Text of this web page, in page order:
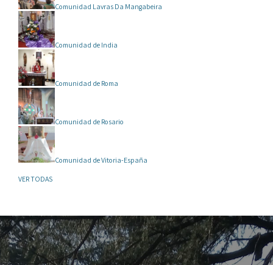
Comunidad Lavras Da Mangabeira
Comunidad de India
Comunidad de Roma
Comunidad de Rosario
Comunidad de Vitoria-España
VER TODAS